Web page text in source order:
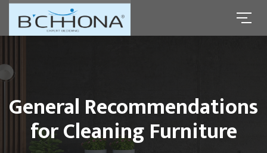
General Recommendations
for Cleaning Furniture